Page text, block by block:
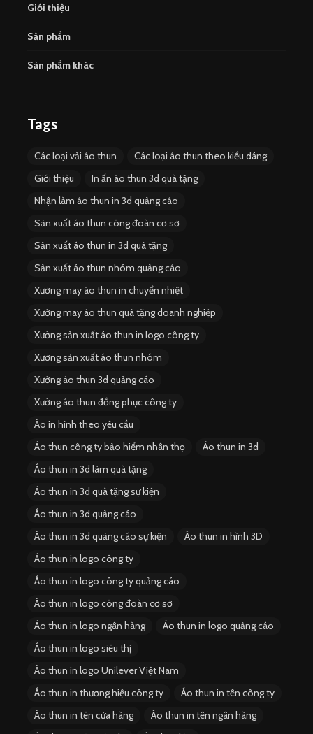
Giới thiệu
Sản phẩm
Sản phẩm khác
Tags
Các loại vải áo thun
Các loại áo thun theo kiểu dáng
Giới thiệu
In ấn áo thun 3d quà tặng
Nhận làm áo thun in 3d quảng cáo
Sản xuất áo thun công đoàn cơ sở
Sản xuất áo thun in 3d quà tặng
Sản xuất áo thun nhóm quảng cáo
Xưởng may áo thun in chuyển nhiệt
Xưởng may áo thun quà tặng doanh nghiệp
Xưởng sản xuất áo thun in logo công ty
Xưởng sản xuất áo thun nhóm
Xưởng áo thun 3d quảng cáo
Xưởng áo thun đồng phục công ty
Áo in hình theo yêu cầu
Áo thun công ty bảo hiểm nhân thọ
Áo thun in 3d
Áo thun in 3d làm quà tặng
Áo thun in 3d quà tặng sự kiện
Áo thun in 3d quảng cáo
Áo thun in 3d quảng cáo sự kiện
Áo thun in hình 3D
Áo thun in logo công ty
Áo thun in logo công ty quảng cáo
Áo thun in logo công đoàn cơ sở
Áo thun in logo ngân hàng
Áo thun in logo quảng cáo
Áo thun in logo siêu thị
Áo thun in logo Unilever Việt Nam
Áo thun in thương hiệu công ty
Áo thun in tên công ty
Áo thun in tên cửa hàng
Áo thun in tên ngân hàng